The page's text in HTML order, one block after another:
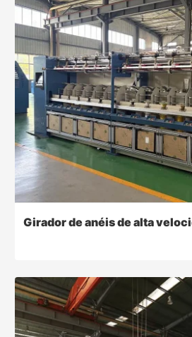
Girador de anéis de alta